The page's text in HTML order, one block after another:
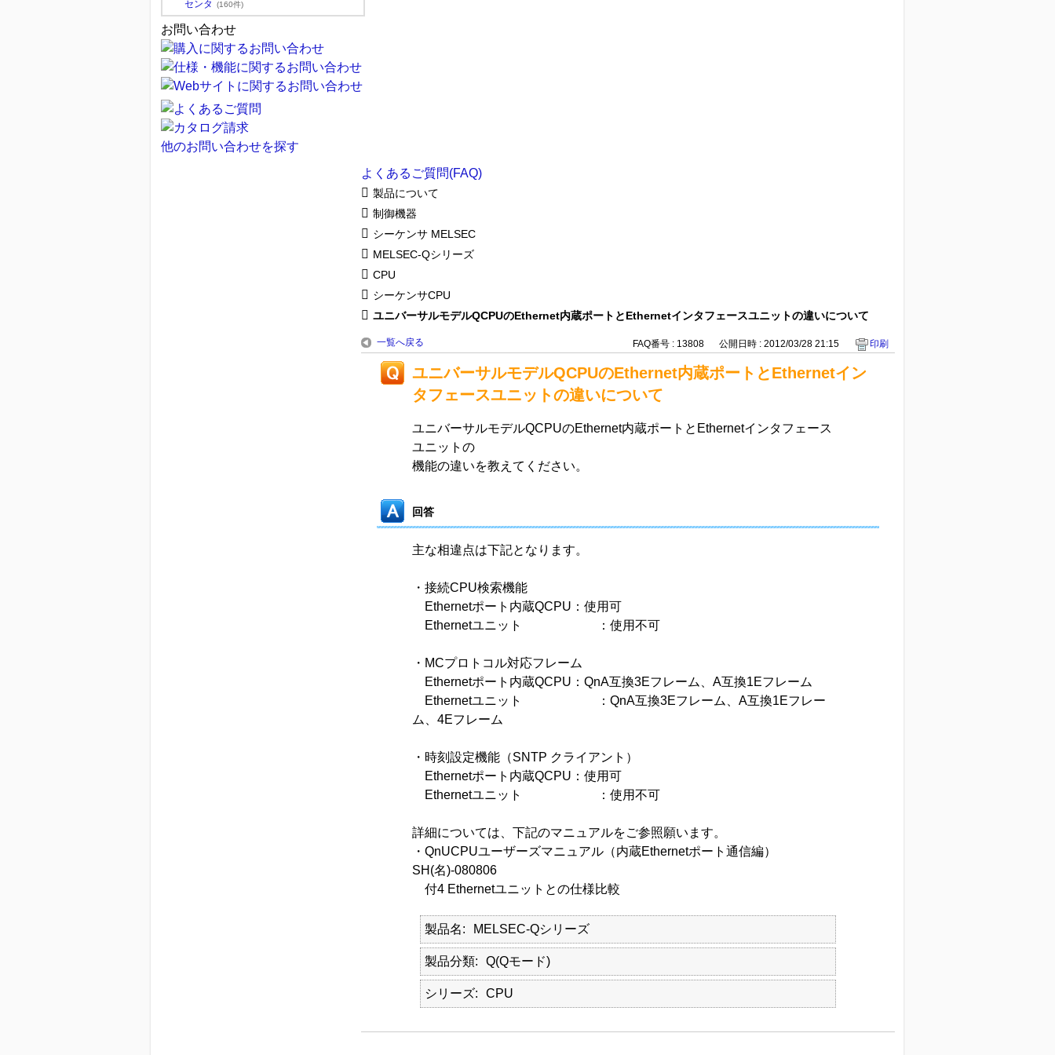
センタ
(160件)
お問い合わせ
他のお問い合わせを探す
よくあるご質問(FAQ)
製品について
制御機器
シーケンサ MELSEC
MELSEC-Qシリーズ
CPU
シーケンサCPU
ユニバーサルモデルQCPUのEthernet内蔵ポートとEthernetインタフェースユニットの違いについて
一覧へ戻る FAQ番号 : 13808 公開日時 : 2012/03/28 21:15 印刷
ユニバーサルモデルQCPUのEthernet内蔵ポートとEthernetイン
タフェースユニットの違いについて
ユニバーサルモデルQCPUのEthernet内蔵ポートとEthernetインタフェース
ユニットの
機能の違いを教えてください。
回答
主な相違点は下記となります。
・接続CPU検索機能
Ethernetポート内蔵QCPU：使用可
Ethernetユニット ：使用不可
・MCプロトコル対応フレーム
Ethernetポート内蔵QCPU：QnA互換3Eフレーム、A互換1Eフレーム
Ethernetユニット ：QnA互換3Eフレーム、A互換1Eフレー
ム、4Eフレーム
・時刻設定機能（SNTP クライアント）
Ethernetポート内蔵QCPU：使用可
Ethernetユニット ：使用不可
詳細については、下記のマニュアルをご参照願います。
・QnUCPUユーザーズマニュアル（内蔵Ethernetポート通信編）
SH(名)-080806
付4 Ethernetユニットとの仕様比較
製品名 MELSEC-Qシリーズ
製品分類 Q(Qモード)
シリーズ CPU